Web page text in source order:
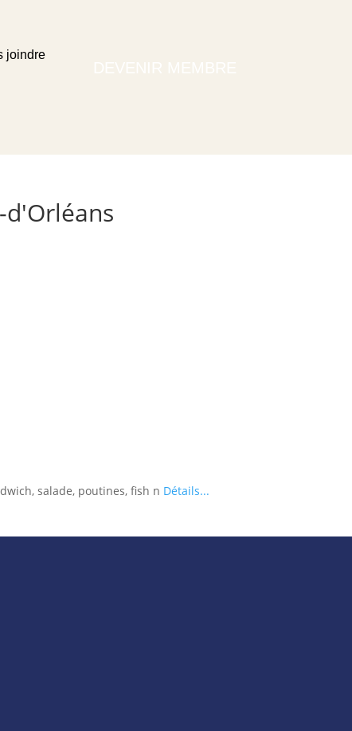
joindre
salade, poutines, fish n Détails...